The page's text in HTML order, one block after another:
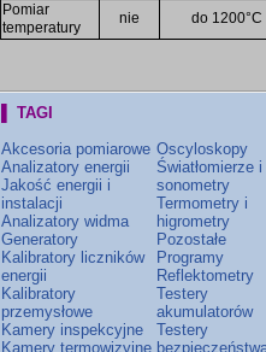
Pomiar
temperatury
nie do 1200°C
▌ TAGI
Akcesoria pomiarowe
Analizatory energii
Jakość energii i
instalacji
Analizatory widma
Generatory
Kalibratory liczników
energii
Kalibratory
przemysłowe
Kamery inspekcyjne
Kamery termowizyjne
Oscyloskopy
Światłomierze i
sonometry
Termometry i
higrometry
Pozostałe
Programy
Reflektometry
Testery
akumulatorów
Testery